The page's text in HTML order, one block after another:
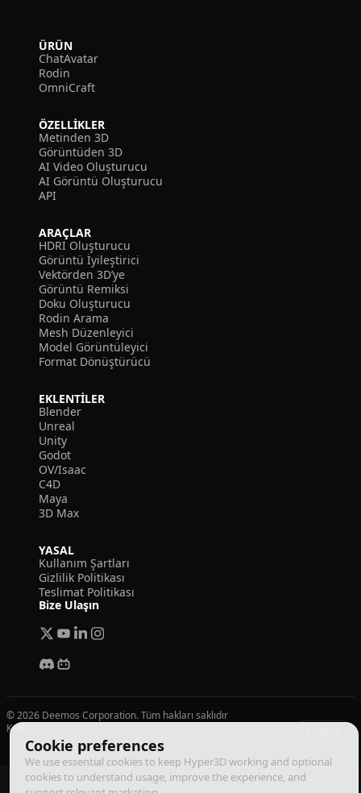
Cookie preferences
We use essential cookies to keep Hyper3D working and optional
cookies to understand usage, improve the experience, and
ÜRÜN
ChatAvatar
Rodin
OmniCraft
ÖZELLIKLER
Metinden 3D
Görüntüden 3D
AI Video Oluşturucu
AI Görüntü Oluşturucu
API
ARAÇLAR
HDRI Oluşturucu
Görüntü İyileştirici
Vektörden 3D’ye
Görüntü Remiksi
Doku Oluşturucu
Rodin Arama
Mesh Düzenleyici
Model Görüntüleyici
Format Dönüştürücü
EKLENTILER
Blender
Unreal
Unity
Godot
OV/Isaac
C4D
Maya
3D Max
YASAL
Kullanım Şartları
Gizlilik Politikası
Teslimat Politikası
Bize Ulaşın
© 2026 Deemos Corporation. Tüm hakları saklıdır
Kullanım Şartları